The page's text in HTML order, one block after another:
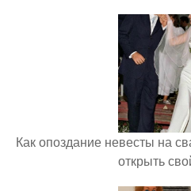
Как опоздание невесты на
открыть